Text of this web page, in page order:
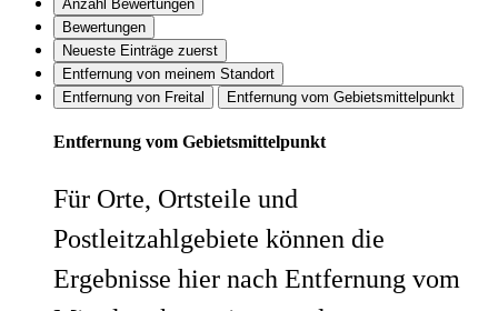
Anzahl Bewertungen
Bewertungen
Neueste Einträge zuerst
Entfernung von meinem Standort
Entfernung von Freital
Entfernung vom Gebietsmittelpunkt
Entfernung vom Gebietsmittelpunkt
Für Orte, Ortsteile und
Postleitzahlgebiete können die
Ergebnisse hier nach Entfernung vom